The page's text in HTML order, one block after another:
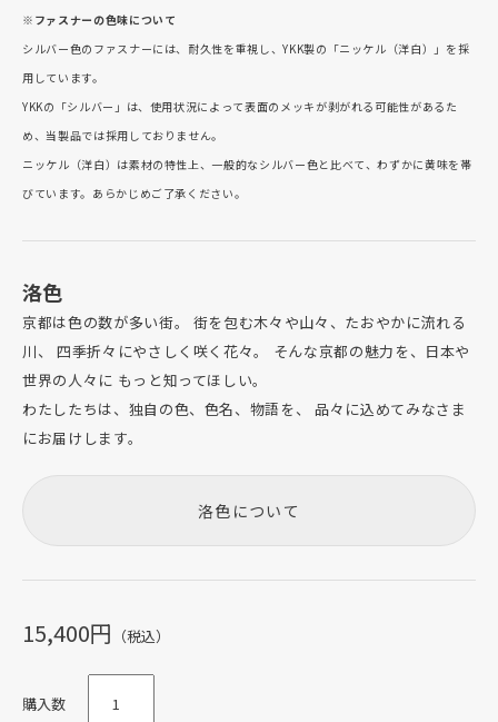
※ファスナーの色味について
シルバー色のファスナーには、耐久性を重視し、YKK製の「ニッケル（洋白）」を採
用しています。
YKKの「シルバー」は、使用状況によって表面のメッキが剥がれる可能性があるた
め、当製品では採用しておりません。
ニッケル（洋白）は素材の特性上、一般的なシルバー色と比べて、わずかに黄味を帯
びています。あらかじめご了承ください。
洛色
京都は色の数が多い街。 街を包む木々や山々、たおやかに流れる
川、 四季折々にやさしく咲く花々。 そんな京都の魅力を、日本や
世界の人々に もっと知ってほしい。
わたしたちは、独自の色、色名、物語を、 品々に込めてみなさま
にお届けします。
洛色について
15,400円 （税込）
購入数